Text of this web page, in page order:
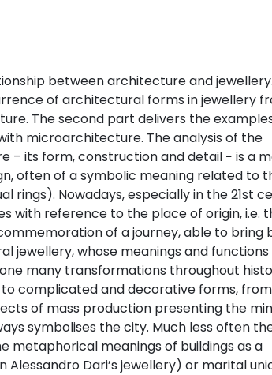
between architecture and
of architectural forms in jewellery
The second part delivers the
microarchitecture. The analysis of the
its form, construction and detail − is a
often of a symbolic meaning related to
rings). Nowadays, especially in the 21st
with reference to the place of origin, i.e.
of a journey, able to bring
jewellery, whose meanings and
many transformations throughout
complicated and decorative forms, from
of mass production presenting the
symbolises the city. Much less often
metaphorical meanings of buildings as a
Dari’s jewellery) or marital